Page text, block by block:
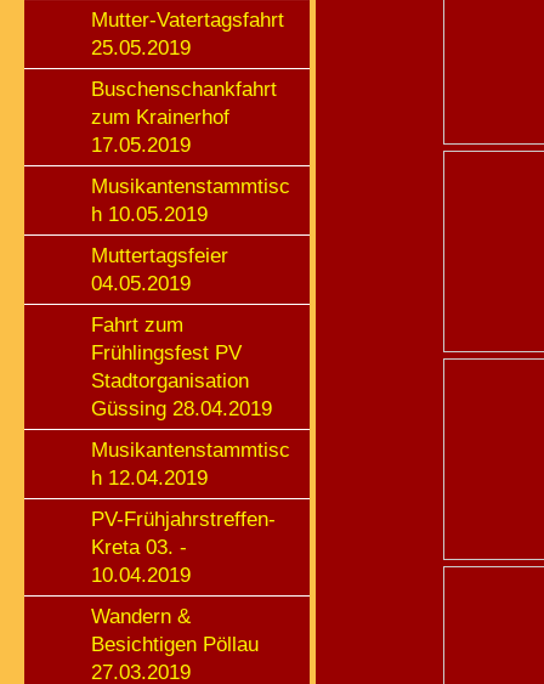
Mutter-Vatertagsfahrt
25.05.2019
Buschenschankfahrt
zum Krainerhof
17.05.2019
Musikantenstammtisc
h 10.05.2019
Muttertagsfeier
04.05.2019
Fahrt zum
Frühlingsfest PV
Stadtorganisation
Güssing 28.04.2019
Musikantenstammtisc
h 12.04.2019
PV-Frühjahrstreffen-
Kreta 03. -
10.04.2019
Wandern &
Besichtigen Pöllau
27.03.2019